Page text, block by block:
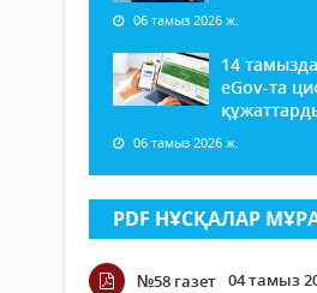
06 тамыз 2026 ж.
14
еGov-та
06 тамыз 2026 ж.
PDF НҰСҚАЛАР
№58 газет 04 тамыз